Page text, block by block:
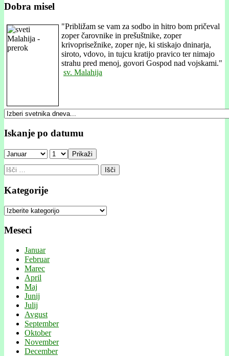
Dobra misel
"Približam se vam za sodbo in hitro bom pričeval
zoper čarovnike in prešuštnike, zoper
krivoprisežnike, zoper nje, ki stiskajo dninarja,
siroto, vdovo, in tujcu kratijo pravico ter nimajo
strahu pred menoj, govori Gospod nad vojskami."
sv. Malahija
Iskanje po datumu
Prikaži
Išči:
Kategorije
Kategorije
Meseci
Januar
Februar
Marec
April
Maj
Junij
Julij
Avgust
September
Oktober
November
December